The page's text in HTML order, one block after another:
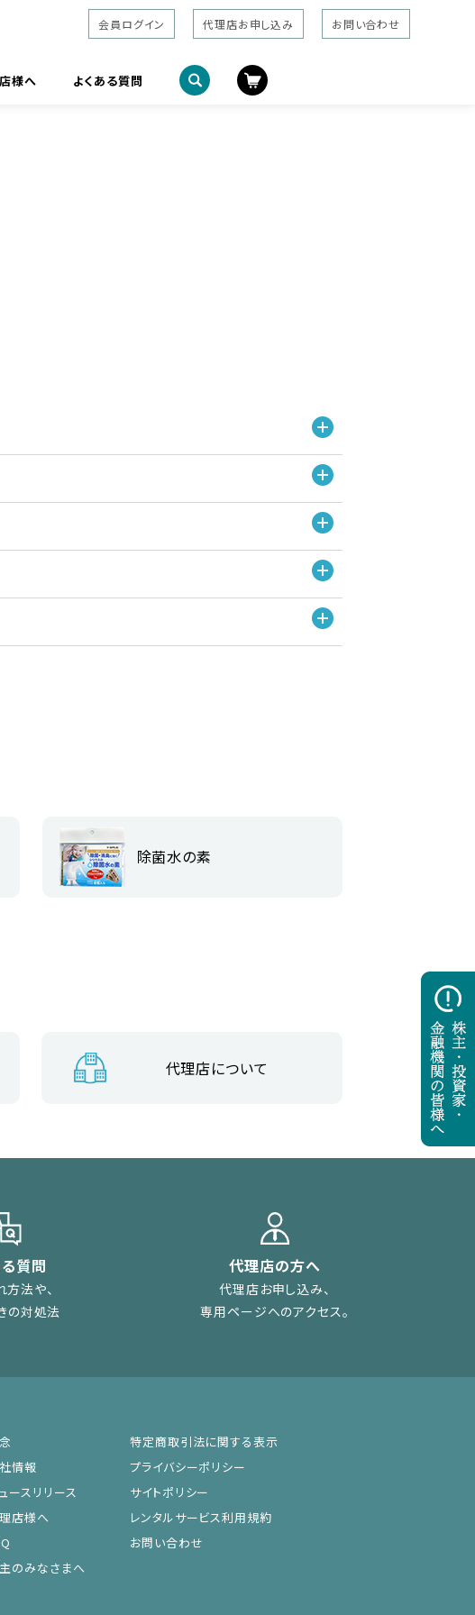
会員ログイン 代理店お申し込み お問い合わせ
様へ よくある質問
除菌水の素
代理店について
る質問
法や、
の対処法
代理店の方へ
代理店お申し込み、
専用ページへのアクセス。
情報
ースリリース
店様へ
のみなさまへ
特定商取引法に関する表示
プライバシーポリシー
サイトポリシー
レンタルサービス利用規約
お問い合わせ